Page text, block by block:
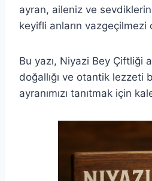
ayran, aileniz ve
keyifli anların vazgeçilmezi
Bu yazı, Niyazi Bey Çiftliği
doğallığı ve otantik lezzeti
ayranımızı tanıtmak için